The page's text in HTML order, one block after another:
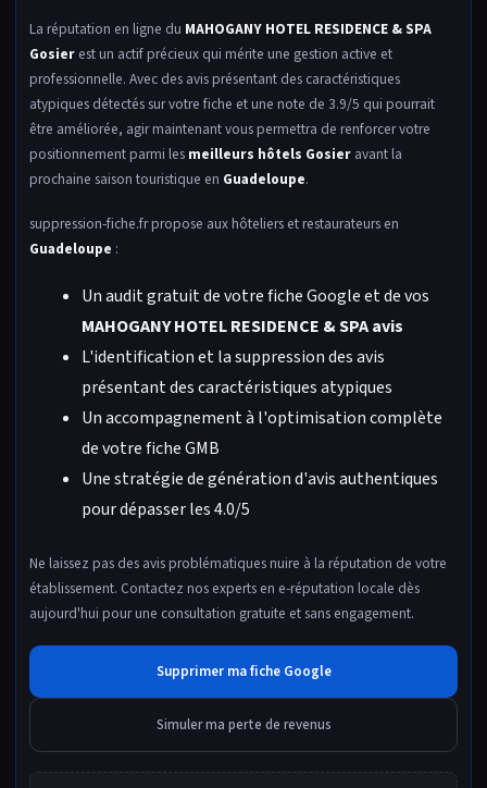
La réputation en ligne du MAHOGANY HOTEL RESIDENCE & SPA
Gosier est un actif précieux qui mérite une gestion active et
professionnelle. Avec des avis présentant des caractéristiques
atypiques détectés sur votre fiche et une note de 3.9/5 qui pourrait
être améliorée, agir maintenant vous permettra de renforcer votre
positionnement parmi les meilleurs hôtels Gosier avant la
prochaine saison touristique en Guadeloupe.
suppression-fiche.fr propose aux hôteliers et restaurateurs en
Guadeloupe :
Un audit gratuit de votre fiche Google et de vos
MAHOGANY HOTEL RESIDENCE & SPA avis
L'identification et la suppression des avis
présentant des caractéristiques atypiques
Un accompagnement à l'optimisation complète
de votre fiche GMB
Une stratégie de génération d'avis authentiques
pour dépasser les 4.0/5
Ne laissez pas des avis problématiques nuire à la réputation de votre
établissement. Contactez nos experts en e-réputation locale dès
aujourd'hui pour une consultation gratuite et sans engagement.
Supprimer ma fiche Google
Simuler ma perte de revenus